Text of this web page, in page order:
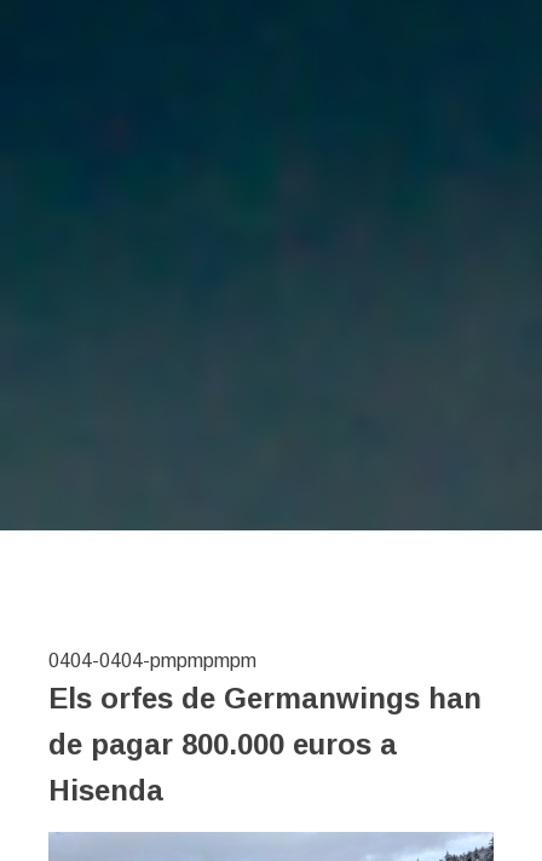
0404-0404-pmpmpmpm
Els orfes de Germanwings han
de pagar 800.000 euros a
Hisenda